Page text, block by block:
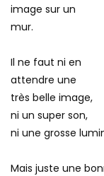
image sur un
mur.
Il ne faut ni en
attendre une
très belle image,
ni un super son,
ni une grosse
Mais juste une